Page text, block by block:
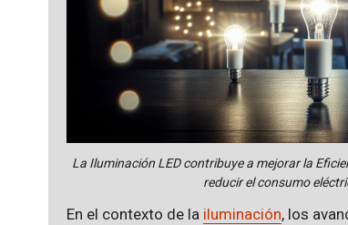
La Iluminación LED contribuye a mejorar la
reducir el consumo
En el contexto de la iluminación, los